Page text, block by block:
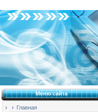
Меню сайта
Главная